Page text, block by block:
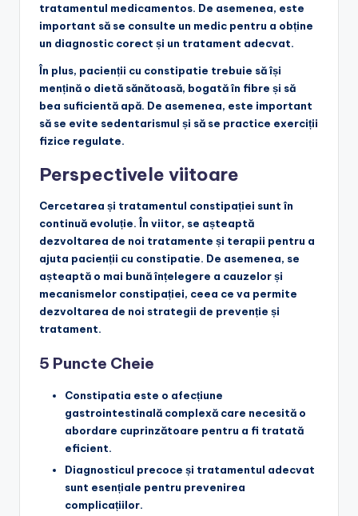
tratamentul medicamentos. De asemenea, este
important să se consulte un medic pentru a obține
un diagnostic corect și un tratament adecvat.
În plus, pacienții cu constipatie trebuie să își
mențină o dietă sănătoasă, bogată în fibre și să
bea suficientă apă. De asemenea, este important
să se evite sedentarismul și să se practice exerciții
fizice regulate.
Perspectivele viitoare
Cercetarea și tratamentul constipației sunt în
continuă evoluție. În viitor, se așteaptă
dezvoltarea de noi tratamente și terapii pentru a
ajuta pacienții cu constipatie. De asemenea, se
așteaptă o mai bună înțelegere a cauzelor și
mecanismelor constipației, ceea ce va permite
dezvoltarea de noi strategii de prevenție și
tratament.
5 Puncte Cheie
Constipatia este o afecțiune
gastrointestinală complexă care necesită o
abordare cuprinzătoare pentru a fi tratată
eficient.
Diagnosticul precoce și tratamentul adecvat
sunt esențiale pentru prevenirea
complicațiilor.